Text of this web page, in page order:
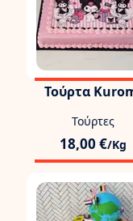
Τούρτα
Τούρτες
18,00 €/Kg